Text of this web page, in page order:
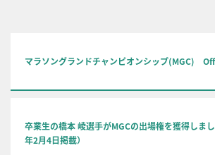
マラソングランドチャンピオンシップ(MGC)
卒業生の橋本 崚選手がMGCの出場権を獲得しま
年2月4日掲載）